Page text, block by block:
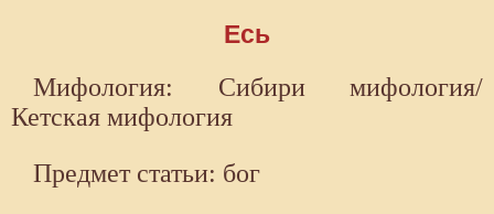
Есь
Мифология: Сибири мифология/
Кетская мифология
Предмет статьи: бог